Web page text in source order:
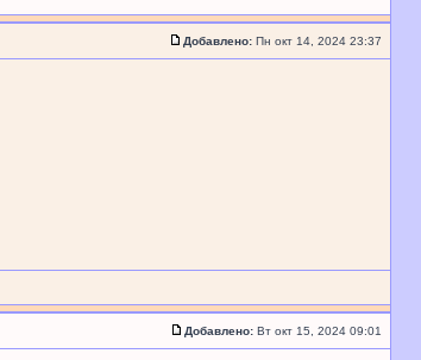
Добавлено: Пн окт 14, 2024 23:37
Добавлено: Вт окт 15, 2024 09:01